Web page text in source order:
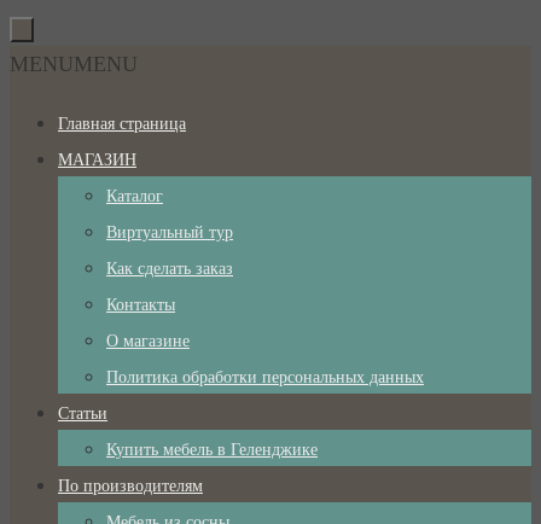
Перейти
к
Перейти
содержимому
MENUMENU
Главная страница
МАГАЗИН
Каталог
Виртуальный тур
Как сделать заказ
Контакты
О магазине
Политика обработки персональных данных
Статьи
Купить мебель в Геленджике
По производителям